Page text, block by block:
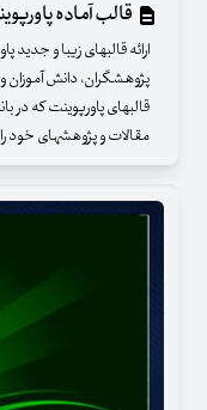
قالب آماده
ارائه قالبهای زیبا و جدید
پژوهشگران، دانش آموزان و
قالبهای پاورپوینت که در
مقالات و پژوهشهای خود را